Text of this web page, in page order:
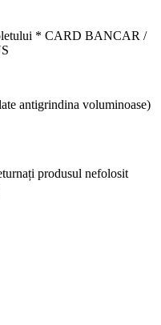
* CARD BANCAR /
antigrindina voluminoase)
produsul nefolosit